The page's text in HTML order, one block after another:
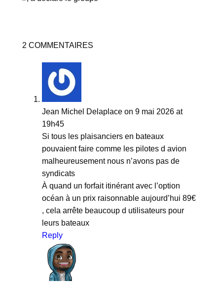
2 COMMENTAIRES
Jean Michel Delaplace on 9 mai 2026 at
19h45
Si tous les plaisanciers en bateaux
pouvaient faire comme les pilotes d avion
malheureusement nous n’avons pas de
syndicats
À quand un forfait itinérant avec l’option
océan à un prix raisonnable aujourd’hui 89€
, cela arrête beaucoup d utilisateurs pour
leurs bateaux
Reply